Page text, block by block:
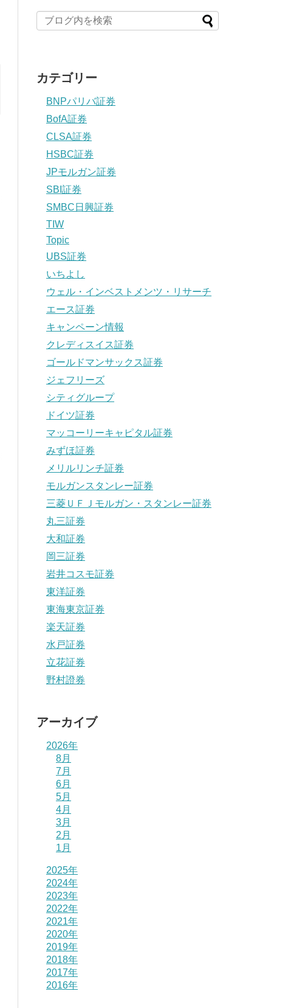
カテゴリー
BNPパリバ証券
BofA証券
CLSA証券
HSBC証券
JPモルガン証券
SBI証券
SMBC日興証券
TIW
Topic
UBS証券
いちよし
ウェル・インベストメンツ・リサーチ
エース証券
キャンペーン情報
クレディスイス証券
ゴールドマンサックス証券
ジェフリーズ
シティグループ
ドイツ証券
マッコーリーキャピタル証券
みずほ証券
メリルリンチ証券
モルガンスタンレー証券
三菱ＵＦＪモルガン・スタンレー証券
丸三証券
大和証券
岡三証券
岩井コスモ証券
東洋証券
東海東京証券
楽天証券
水戸証券
立花証券
野村證券
アーカイブ
2026年
8月
7月
6月
5月
4月
3月
2月
1月
2025年
2024年
2023年
2022年
2021年
2020年
2019年
2018年
2017年
2016年